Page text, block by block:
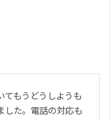
てもうどうしようも
した。電話の対応も